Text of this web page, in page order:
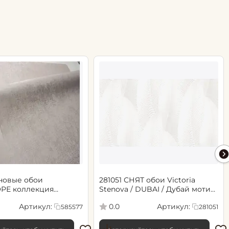
обои
коллекция
Артикул:
585577
281051 СНЯТ обои Victoria
Stenova / DUBAI / Дубай мотив
0.0
Артикул: 281051